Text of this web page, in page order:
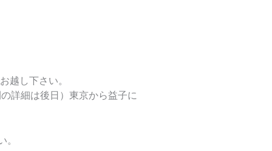
越し下さい。
詳細は後日）東京から益子に